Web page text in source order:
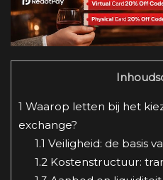
1 Waarop letten bij het
exchange?
1.1 Veiligheid: de basis
1.2Kostenstructuur: